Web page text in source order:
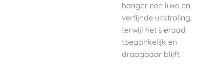
hanger een luxe en
verfijnde uitstraling,
terwijl het sieraad
toegankelijk en
draagbaar blijft.